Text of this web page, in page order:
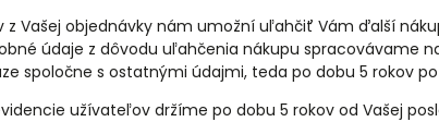
z Vašej objednávky nám umožní uľahčiť Vám ďalší
údaje z dôvodu uľahčenia nákupu spracovávame
spoločne s ostatnými údajmi, teda po dobu 5 rokov
užívateľov držíme po dobu 5 rokov od Vašej